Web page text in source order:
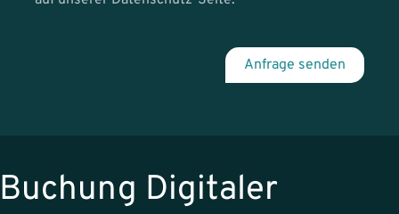
Anfrage senden
Buchung Digitaler